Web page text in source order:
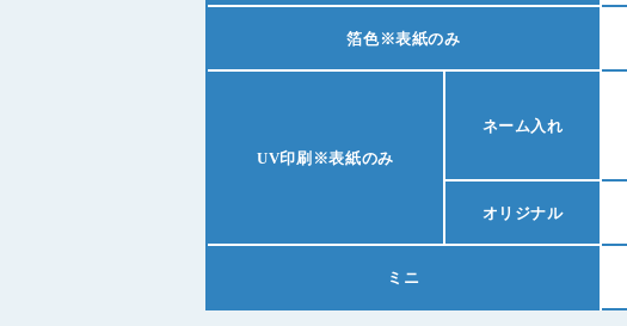
箔色※表紙のみ
UV印刷 ※表紙のみ
ネーム入れ
オリジナル
ミニ